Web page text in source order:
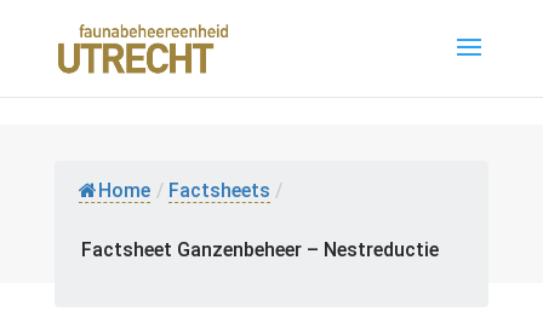
Home / Factsheets /
Factsheet Ganzenbeheer – Nestreductie